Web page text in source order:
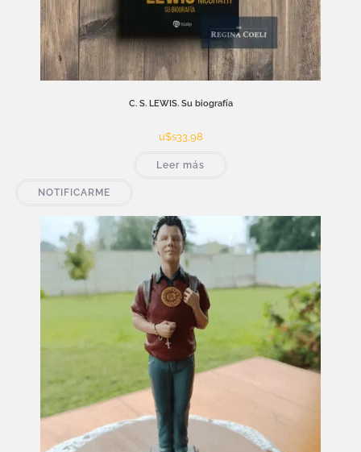
C. S. LEWIS. Su biografía
u$s33,98
Leer más
NOTIFICARME